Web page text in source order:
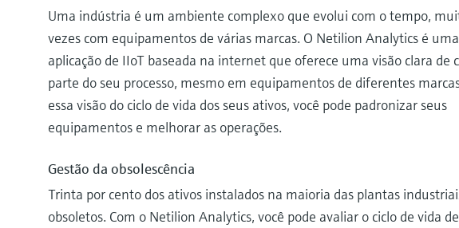
Uma indústria é um ambiente complexo que evolui com o tempo,
vezes com equipamentos de várias marcas. O Netilion Analytics é uma
aplicação de IIoT baseada na internet que oferece uma visão clara de
parte do seu processo, mesmo em equipamentos de diferentes
essa visão do ciclo de vida dos seus ativos, você pode padronizar seus
equipamentos e melhorar as operações.
Gestão da obsolescência
Trinta por cento dos ativos instalados na maioria das plantas
obsoletos. Com o Netilion Analytics, você pode avaliar o ciclo de vida